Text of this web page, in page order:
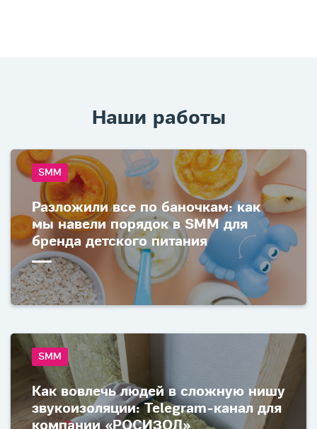
Наши работы
SMM
Разложили все по баночкам: как
мы навели порядок в SMM для
бренда детского питания
SMM
Как вовлечь людей в сложную нишу
звукоизоляции: Telegram-канал для